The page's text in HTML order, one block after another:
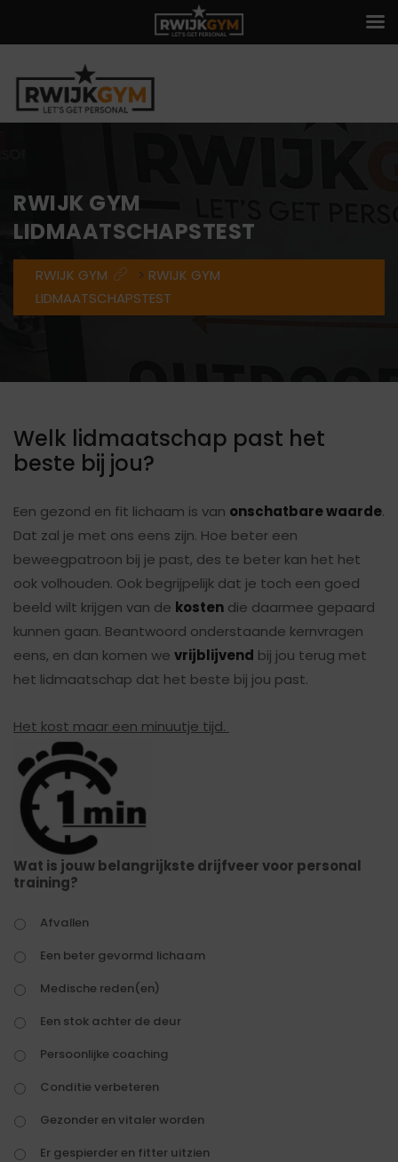
RWIJK GYM
LIDMAATSCHAPSTEST
RWIJK GYM > RWIJK GYM
LIDMAATSCHAPSTEST
Welk lidmaatschap past het
beste bij jou?
Een gezond en fit lichaam is van onschatbare waarde.
Dat zal je met ons eens zijn. Hoe beter een
beweegpatroon bij je past, des te beter kan het het
ook volhouden. Ook begrijpelijk dat je toch een goed
beeld wilt krijgen van de kosten die daarmee gepaard
kunnen gaan. Beantwoord onderstaande kernvragen
eens, en dan komen we vrijblijvend bij jou terug met
het lidmaatschap dat het beste bij jou past.
Het kost maar een minuutje tijd.
Wat is jouw belangrijkste drijfveer voor personal
training?
Afvallen
Een beter gevormd lichaam
Medische reden(en)
Een stok achter de deur
Persoonlijke coaching
Conditie verbeteren
Gezonder en vitaler worden
Er gespierder en fitter uitzien